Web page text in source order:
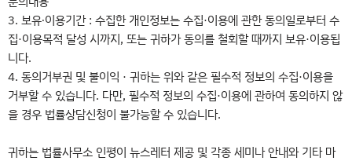
세
요.
3. 보유∙이용기간 : 수집한 개인정보는 수집·이용에 관한 동의일로부터 수
집·이용목적 달성 시까지, 또는 귀하가 동의를 철회할 때까지 보유·이용됩
니다.
4. 동의거부권 및 불이익 · 귀하는 위와 같은 필수적 정보의 수집·이용을
거부할 수 있습니다. 다만, 필수적 정보의 수집·이용에 관하여 동의하지 않
을 경우 법률상담신청이 불가능할 수 있습니다.
귀하는 법률사무소 인평이 뉴스레터 제공 및 각종 세미나 안내와 기타 마